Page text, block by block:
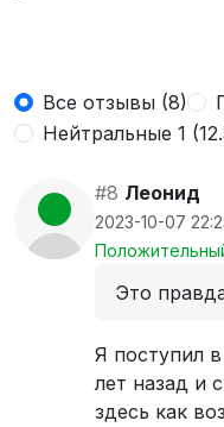
Все отзывы (8)
Нейтральные 1
#8 Леонид
2023-10-07
Это
Я поступил
лет назад и
здесь как